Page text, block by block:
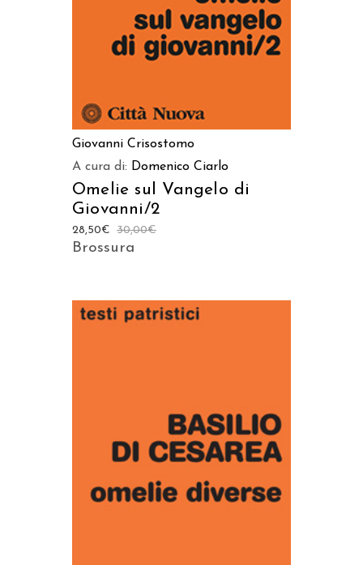
Giovanni Crisostomo
A cura di: Domenico Ciarlo
Omelie sul Vangelo di
Giovanni/2
30,00€
28,50€
Brossura
AGGIUNGI AL CARRELLO